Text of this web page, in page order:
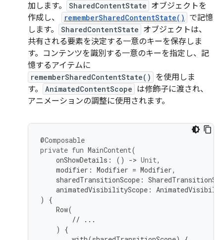
加します。
SharedContentState オブジェクトを
作成し、
rememberSharedContentState()
で記憶
します。
SharedContentState オブジェクトは、
共有される要素を決定する一意のキーを保存しま
す。コンテンツを識別する一意のキーを指定し、記
憶するアイテムに
rememberSharedContentState()
を使用しま
す。
AnimatedContentScope は修飾子に渡され、
アニメーションの調整に使用されます。
@Composable
private fun MainContent(
onShowDetails : () -> Unit,
modifier : Modifier = Modifier,
sharedTransitionScope :
animatedVisibilityScope :
)
{
Row(
// ...
)
{